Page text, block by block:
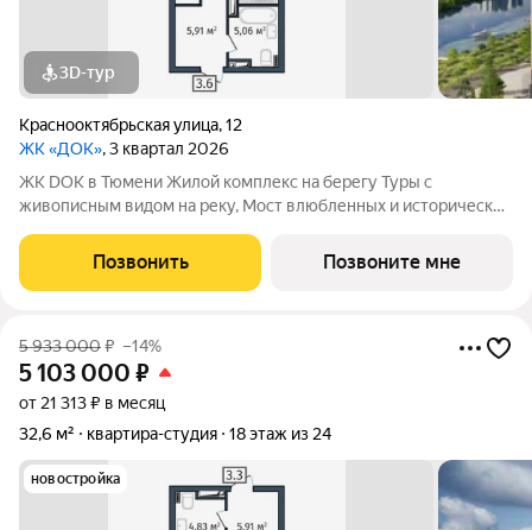
3D-тур
Краснооктябрьская улица,12
ЖК «ДОК», 3 квартал 2026
ЖК DOK в Тюмени Жилой комплекс на берегу Туры с
живописным видом на реку, Мост влюбленных и исторический
принципиально новой организацией общественных зон. Три
лепестка здания сходятся в большое
Позвонить Позвоните мне
5 933 000₽ –14%
5 103 000 ₽
от 21 313 ₽ в месяц
32,6 м²
квартира-студия 18 этаж из 24
новостройка